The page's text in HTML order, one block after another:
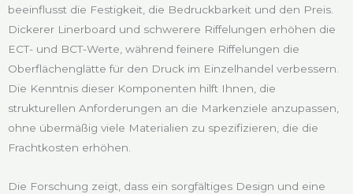
beeinflusst die Festigkeit, die Bedruckbarkeit und den Preis.
Dickerer Linerboard und schwerere Riffelungen erhöhen die
ECT- und BCT-Werte, während feinere Riffelungen die
Oberflächenglätte für den Druck im Einzelhandel verbessern.
Die Kenntnis dieser Komponenten hilft Ihnen, die
strukturellen Anforderungen an die Markenziele anzupassen,
ohne übermäßig viele Materialien zu spezifizieren, die die
Frachtkosten erhöhen.
Die Forschung zeigt, dass ein sorgfältiges Design und eine